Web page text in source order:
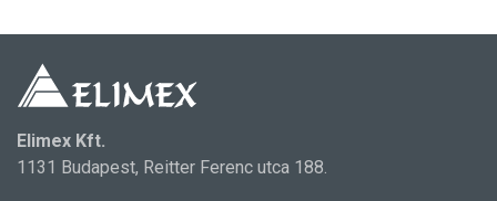
Elimex Kft.
1131 Budapest, Reitter Ferenc utca 188.